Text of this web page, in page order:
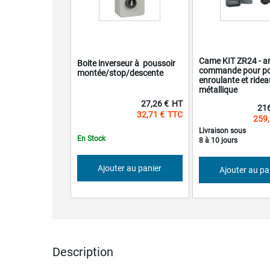
Description
Boite inverseur à poussoir
montée/stop/descente
En Stock
32,71 €
27,26 €
Ajouter au panier
Came KIT ZR24 -
commande pour
enroulante et
métallique
Livraison sous
8 à 10 jours
Ajouter au